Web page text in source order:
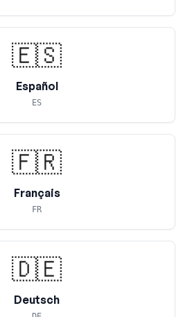
🇪🇸
Español
ES
🇫🇷
Français
FR
🇩🇪
Deutsch